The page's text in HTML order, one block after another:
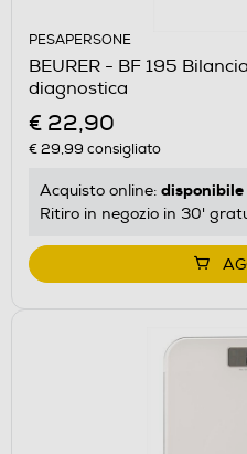
PESAPERSONE
BEURER - BF 195
diagnostica
€ 22,90
€ 29,99 consigliato
Acquisto online: disponibile
Ritiro in negozio in 30'